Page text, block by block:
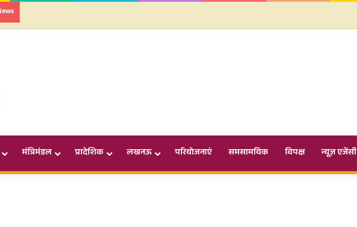
मंत्रिमंडल प्रादेशिक लखनऊ परियोजनाएं समसामयिक विपक्ष न्यूज़ एजेंसी